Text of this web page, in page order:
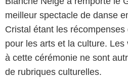
meilleur spectacle de danse
Cristal étant les
pour les arts et la culture.
à cette cérémonie ne sont
de rubriques culturelles.